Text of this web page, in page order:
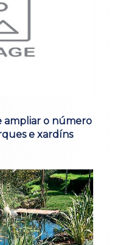
ampliar o número
e xardíns